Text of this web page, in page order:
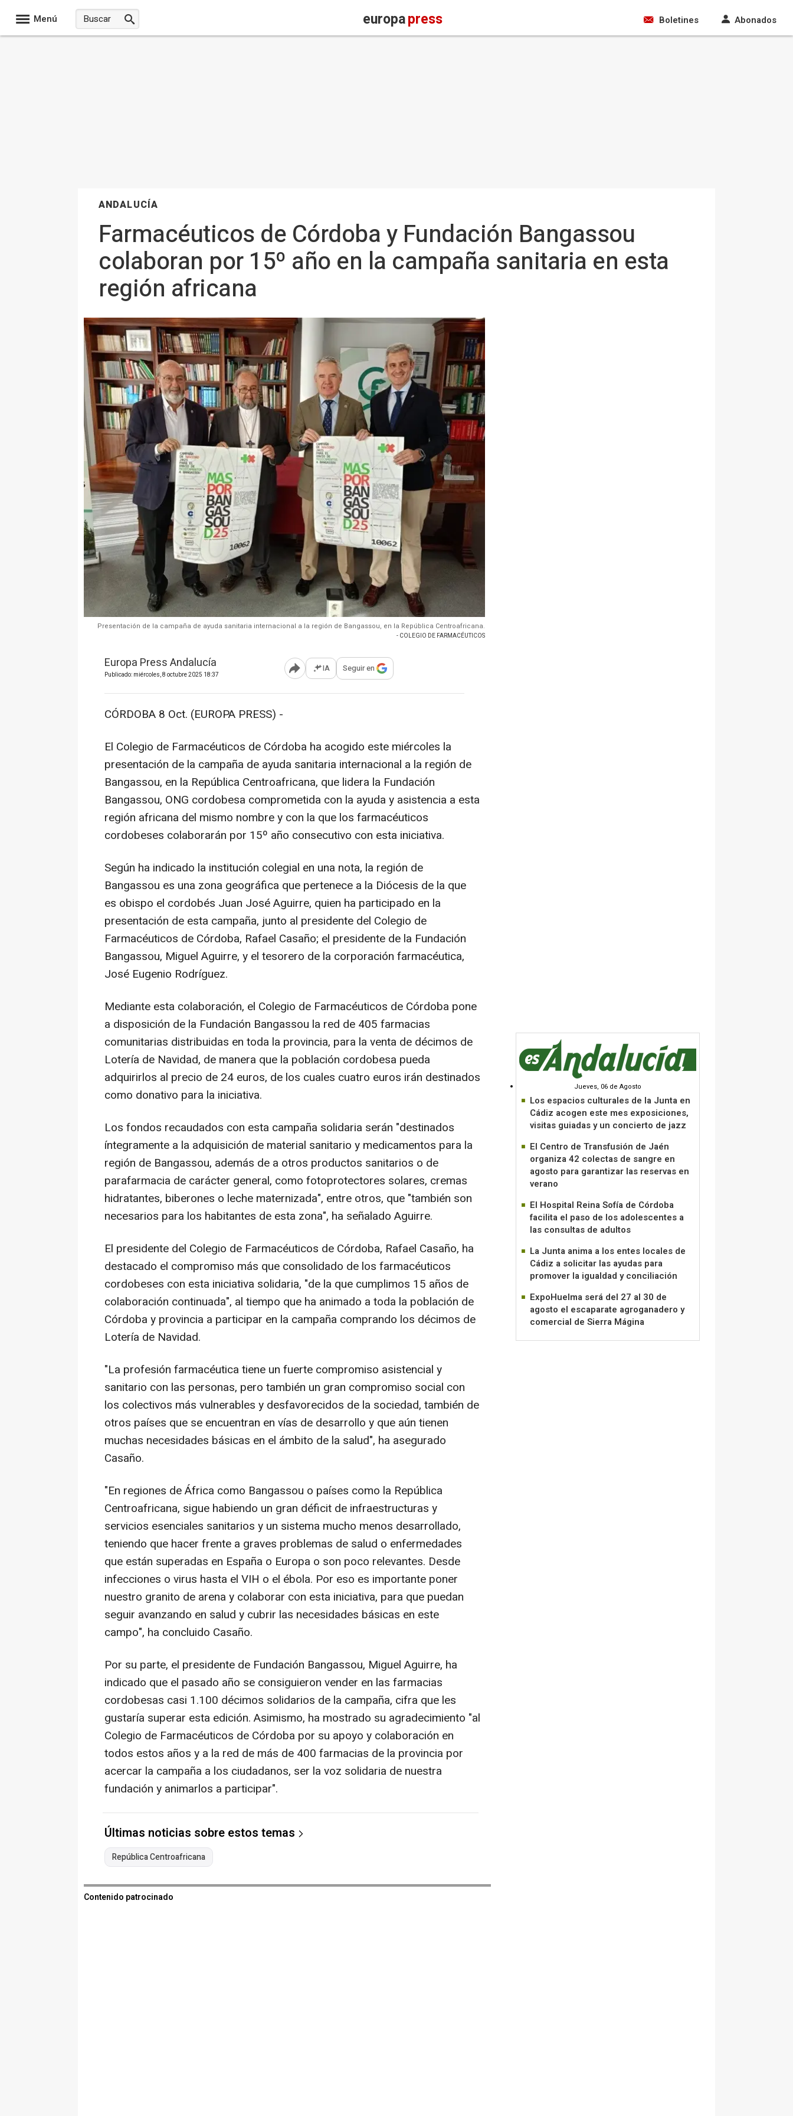
Menú europapress Boletines Abonados
ANDALUCÍA
Farmacéuticos de Córdoba y Fundación Bangassou
colaboran por 15º año en la campaña sanitaria en esta
región africana
Presentación de la campaña de ayuda sanitaria internacional a la región de Bangassou, en la República Centroafricana.
- COLEGIO DE FARMACÉUTICOS
Europa Press Andalucía
Publicado: miércoles, 8 octubre 2025 18:37 Abrir opciones para compartir
IA Seguir en
CÓRDOBA 8 Oct. (EUROPA PRESS) -
El Colegio de Farmacéuticos de Córdoba ha acogido este miércoles la
presentación de la campaña de ayuda sanitaria internacional a la región de
Bangassou, en la República Centroafricana, que lidera la Fundación
Bangassou, ONG cordobesa comprometida con la ayuda y asistencia a esta
región africana del mismo nombre y con la que los farmacéuticos
cordobeses colaborarán por 15º año consecutivo con esta iniciativa.
Según ha indicado la institución colegial en una nota, la región de
Bangassou es una zona geográfica que pertenece a la Diócesis de la que
es obispo el cordobés Juan José Aguirre, quien ha participado en la
presentación de esta campaña, junto al presidente del Colegio de
Farmacéuticos de Córdoba, Rafael Casaño; el presidente de la Fundación
Bangassou, Miguel Aguirre, y el tesorero de la corporación farmacéutica,
José Eugenio Rodríguez.
Mediante esta colaboración, el Colegio de Farmacéuticos de Córdoba pone
a disposición de la Fundación Bangassou la red de 405 farmacias
comunitarias distribuidas en toda la provincia, para la venta de décimos de
Lotería de Navidad, de manera que la población cordobesa pueda
adquirirlos al precio de 24 euros, de los cuales cuatro euros irán destinados
como donativo para la iniciativa.
Los fondos recaudados con esta campaña solidaria serán "destinados
íntegramente a la adquisición de material sanitario y medicamentos para la
región de Bangassou, además de a otros productos sanitarios o de
parafarmacia de carácter general, como fotoprotectores solares, cremas
hidratantes, biberones o leche maternizada", entre otros, que "también son
necesarios para los habitantes de esta zona", ha señalado Aguirre.
El presidente del Colegio de Farmacéuticos de Córdoba, Rafael Casaño, ha
destacado el compromiso más que consolidado de los farmacéuticos
cordobeses con esta iniciativa solidaria, "de la que cumplimos 15 años de
colaboración continuada", al tiempo que ha animado a toda la población de
Córdoba y provincia a participar en la campaña comprando los décimos de
Lotería de Navidad.
"La profesión farmacéutica tiene un fuerte compromiso asistencial y
sanitario con las personas, pero también un gran compromiso social con
los colectivos más vulnerables y desfavorecidos de la sociedad, también de
otros países que se encuentran en vías de desarrollo y que aún tienen
muchas necesidades básicas en el ámbito de la salud", ha asegurado
Casaño.
"En regiones de África como Bangassou o países como la República
Centroafricana, sigue habiendo un gran déficit de infraestructuras y
servicios esenciales sanitarios y un sistema mucho menos desarrollado,
teniendo que hacer frente a graves problemas de salud o enfermedades
que están superadas en España o Europa o son poco relevantes. Desde
infecciones o virus hasta el VIH o el ébola. Por eso es importante poner
nuestro granito de arena y colaborar con esta iniciativa, para que puedan
seguir avanzando en salud y cubrir las necesidades básicas en este
campo", ha concluido Casaño.
Por su parte, el presidente de Fundación Bangassou, Miguel Aguirre, ha
indicado que el pasado año se consiguieron vender en las farmacias
cordobesas casi 1.100 décimos solidarios de la campaña, cifra que les
gustaría superar esta edición. Asimismo, ha mostrado su agradecimiento "al
Colegio de Farmacéuticos de Córdoba por su apoyo y colaboración en
todos estos años y a la red de más de 400 farmacias de la provincia por
acercar la campaña a los ciudadanos, ser la voz solidaria de nuestra
fundación y animarlos a participar".
Últimas noticias sobre estos temas
República Centroafricana
Contenido patrocinado
Jueves, 06 de Agosto
Los espacios culturales de la Junta en
Cádiz acogen este mes exposiciones,
visitas guiadas y un concierto de jazz
El Centro de Transfusión de Jaén
organiza 42 colectas de sangre en
agosto para garantizar las reservas en
verano
El Hospital Reina Sofía de Córdoba
facilita el paso de los adolescentes a
las consultas de adultos
La Junta anima a los entes locales de
Cádiz a solicitar las ayudas para
promover la igualdad y conciliación
ExpoHuelma será del 27 al 30 de
agosto el escaparate agroganadero y
comercial de Sierra Mágina